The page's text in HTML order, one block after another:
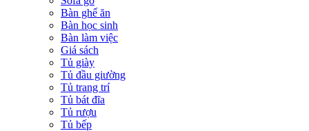
Bàn ghế ăn
Bàn học sinh
Bàn làm việc
Giá sách
Tủ giày
Tủ đầu giường
Tủ trang trí
Tủ bát đĩa
Tủ rượu
Tủ bếp